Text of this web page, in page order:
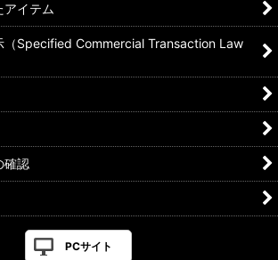
アイテム
（Specified Commercial Transaction Law
確認
PCサイト